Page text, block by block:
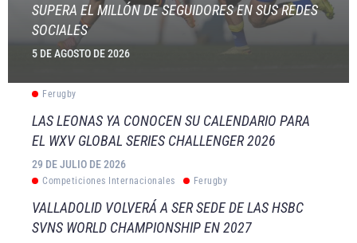
SUPERA EL MILLÓN DE SEGUIDORES EN SUS REDES
SOCIALES
5 DE AGOSTO DE 2026
Ferugby
LAS LEONAS YA CONOCEN SU CALENDARIO PARA
EL WXV GLOBAL SERIES CHALLENGER 2026
29 DE JULIO DE 2026
Competiciones Internacionales Ferugby
VALLADOLID VOLVERÁ A SER SEDE DE LAS HSBC
SVNS WORLD CHAMPIONSHIP EN 2027